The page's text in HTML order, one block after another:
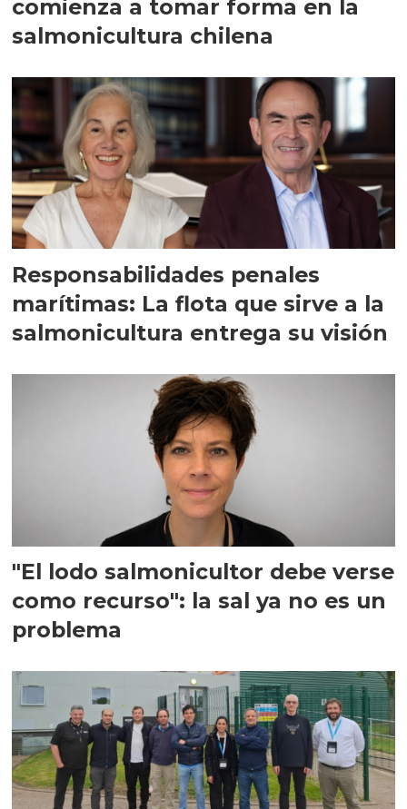
comienza a tomar forma en la
salmonicultura chilena
Responsabilidades penales
marítimas: La flota que sirve a la
salmonicultura entrega su visión
"El lodo salmonicultor debe verse
como recurso": la sal ya no es un
problema